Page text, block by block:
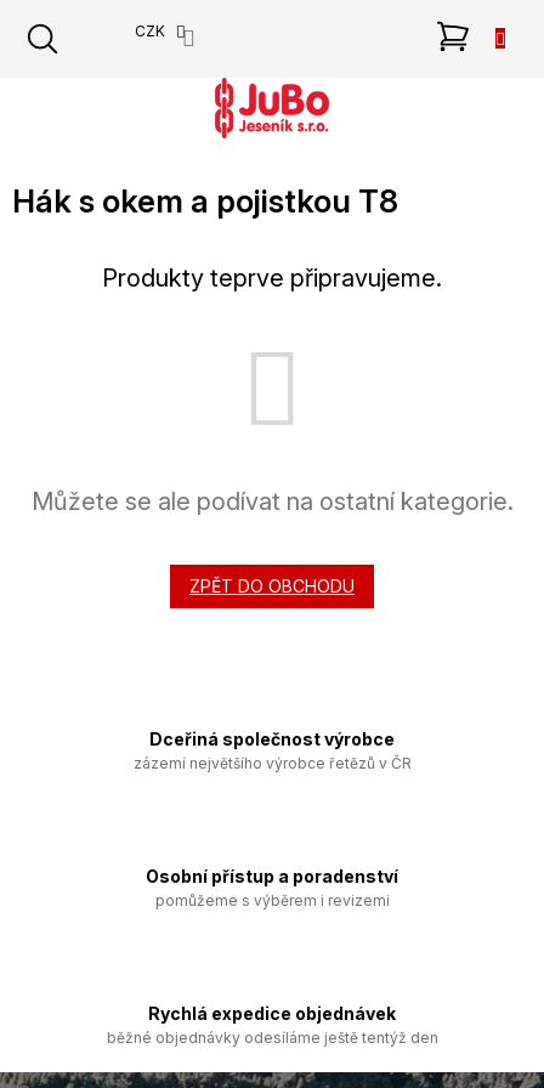
obsah
CZK
Hák s okem a pojistkou T8
Produkty teprve připravujeme.
Můžete se ale podívat na ostatní kategorie.
ZPĚT DO OBCHODU
Dceřiná společnost výrobce
zázemí největšího výrobce řetězů v ČR
Osobní přístup a poradenství
pomůžeme s výběrem i revizemi
Rychlá expedice objednávek
běžné objednávky odesíláme ještě tentýž den